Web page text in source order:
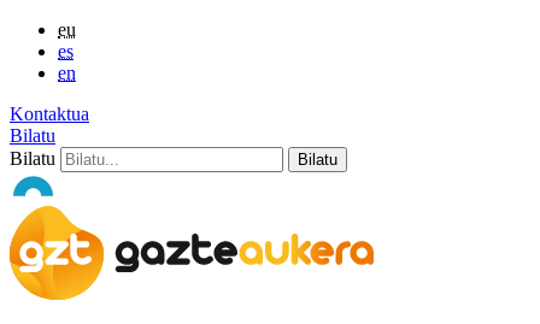
eu
es
en
Kontaktua
Bilatu
Bilatu